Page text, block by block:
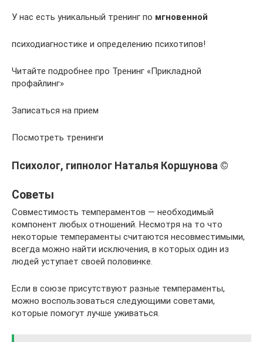
У нас есть уникальный тренинг по мгновенной
психодиагностике и определению психотипов!
Читайте подробнее про Тренинг «Прикладной
профайлинг»
Записаться на прием
Посмотреть тренинги
Психолог, гипнолог Наталья Коршунова ©
Советы
Совместимость темпераментов — необходимый
компонент любых отношений. Несмотря на то что
некоторые темпераменты считаются несовместимыми,
всегда можно найти исключения, в которых один из
людей уступает своей половинке.
Если в союзе присутствуют разные темпераменты,
можно воспользоваться следующими советами,
которые помогут лучше уживаться.